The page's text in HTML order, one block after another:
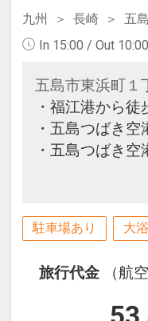
九州 長崎
五
In 15:00 / Out 10:00
五島市東浜町１
・福江港から徒
・五島つばき
・五島つばき
駐車場あり 大
旅行代金
（航